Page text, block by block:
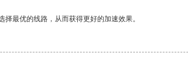
最优的线路，从而获得更好的加速效果。